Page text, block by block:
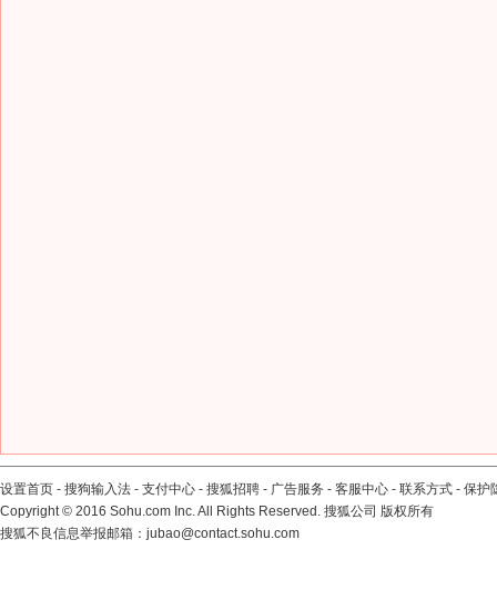
设置首页 - 搜狗输入法 - 支付中心 - 搜狐招聘 - 广告服务 - 客服中心 - 联系方式 - 保护
Copyright© 2016 Sohu.com Inc. All Rights Reserved. 搜狐公司 版权所有
搜狐不良信息举报邮箱： jubao@contact.sohu.com